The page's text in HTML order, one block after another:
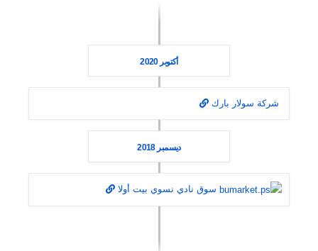
أكتوبر 2020
شركة سولار بارك
ديسمبر 2018
سوق نادي نسوي بيت أولا